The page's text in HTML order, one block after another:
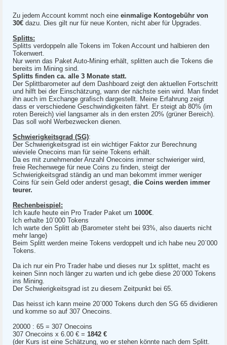
Zu jedem Account kommt noch eine einmalige Kontogebühr von
30€ dazu. Dies gilt nur für neue Konten, nicht aber für Upgrades.
Splitts:
Splitts verdoppeln alle Tokens im Token Account und halbieren den
Tokenwert.
Nur wenn das Paket Auto-Mining erhält, splitten auch die Tokens die
bereits im Mining sind.
Splitts finden ca. alle 3 Monate statt.
Der Splittbarometer auf dem Dashboard zeigt den aktuellen Fortschritt
und hilft bei der Einschätzung, wann der nächste sein wird. Man findet
ihn auch im Exchange grafisch dargestellt. Meine Erfahrung zeigt
dass er verschiedene Geschwindigkeiten fährt. Er steigt ab 80% (im
roten Bereich) viel langsamer als in den ersten 20% (grüner Bereich).
Das soll wohl Werbezwecken dienen.
Schwierigkeitsgrad (SG):
Der Schwierigkeitsgrad ist ein wichtiger Faktor zur Berechnung
wieviele Onecoins man für seine Tokens erhält.
Da es mit zunehmender Anzahl Onecoins immer schwieriger wird,
freie Rechenwege für neue Coins zu finden, steigt der
Schwierigkeitsgrad ständig an und man bekommt immer weniger
Coins für sein Geld oder anderst gesagt, die Coins werden immer
teurer.
Rechenbeispiel:
Ich kaufe heute ein Pro Trader Paket um 1000€.
Ich erhalte 10`000 Tokens
Ich warte den Splitt ab (Barometer steht bei 93%, also dauerts nicht
mehr lange)
Beim Splitt werden meine Tokens verdoppelt und ich habe neu 20`000
Tokens.
Da ich nur ein Pro Trader habe und dieses nur 1x splittet, macht es
keinen Sinn noch länger zu warten und ich gebe diese 20`000 Tokens
ins Mining.
Der Schwierigkeitsgrad ist zu diesem Zeitpunkt bei 65.
Das heisst ich kann meine 20`000 Tokens durch den SG 65 dividieren
und komme so auf 307 Onecoins.
20000 : 65 = 307 Onecoins
307 Onecoins x 6.00 € = 1842 €
(der Kurs ist eine Schätzung, wo er stehen könnte nach dem Splitt.